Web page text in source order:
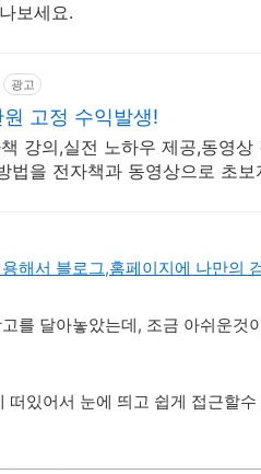
보세요.
광고
고정 수익발생!
강의,실전 노하우 제공,동영상
법을 전자책과 동영상으로 초보
해서 블로그,홈페이지에 나만의
를 달아놓았는데, 조금 아쉬운것
있어서 눈에 띄고 쉽게 접근할